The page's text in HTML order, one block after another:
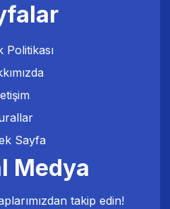
Politikası
Sayfa
Medya
takip edin!